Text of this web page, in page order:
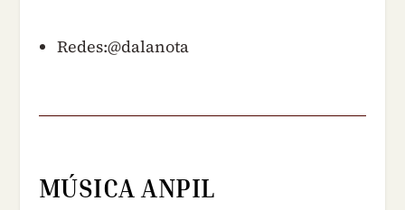
Redes:@dalanota
MÚSICA ANPIL